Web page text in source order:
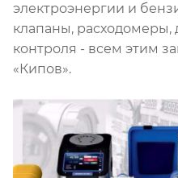
электроэнергии и
клапаны, расходомеры,
контроля - всем этим
«Кипов».